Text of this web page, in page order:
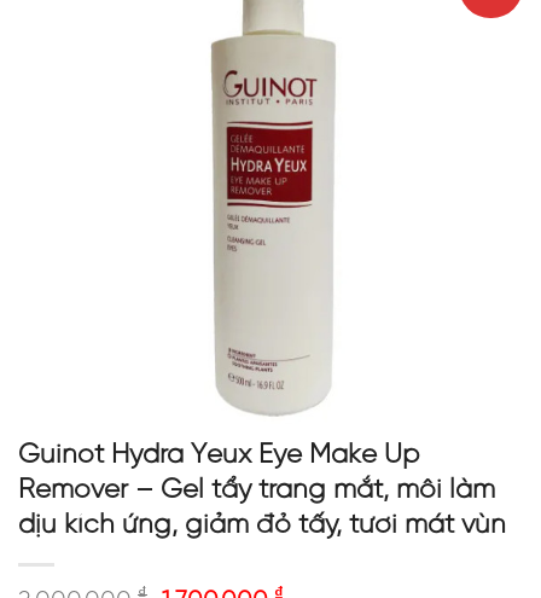
Guinot Hydra Yeux Eye Make Up
Remover – Gel tẩy trang mắt, môi làm
dịu kích ứng, giảm đỏ tấy, tươi mát vùn